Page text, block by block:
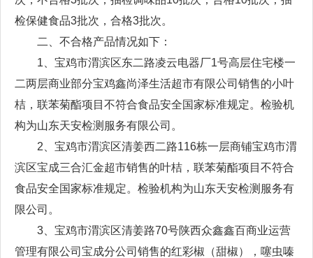
检保健食品3批次，合格3批次。
二、不合格产品情况如下：
1、宝鸡市渭滨区东二路凌云电器厂1号高层住宅楼一
二两层商业部分宝鸡鑫尚泽生活超市有限公司销售的小叶
桔，联苯菊酯项目不符合食品安全国家标准规定。检验机
构为山东天安检测服务有限公司。
2、宝鸡市渭滨区清姜西二路116栋一层商铺宝鸡市渭
滨区宝成三合汇金超市销售的叶桔，联苯菊酯项目不符合
食品安全国家标准规定。检验机构为山东天安检测服务有
限公司。
3、宝鸡市渭滨区清姜路70号陕西众鑫鑫百商业运营
管理有限公司宝成分公司销售的红彩椒（甜椒），噻虫嗪